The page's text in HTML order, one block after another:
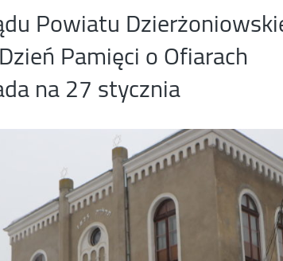
Powiatu
Pamięci o Ofiarach
na 27 stycznia